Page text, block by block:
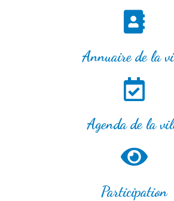
Annuaire de la
Agenda de la
Participation